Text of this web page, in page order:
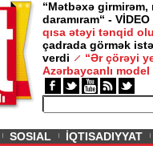
“Mətbəxə girmirəm,
daramıram“ - VİDEO
qısa ətəyi tənqid
çadrada görmək
verdi
“Ər çörəyi
Azərbaycanlı model
SOSIAL İQTISADIYYAT